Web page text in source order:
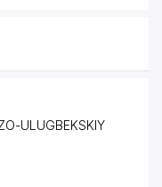
ULUGBEKSKIY